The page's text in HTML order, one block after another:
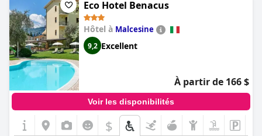
bains, des toilettes avec barre d'appui, un lavabo abaissé et des
toilettes surélevées. Un ascenseur est également disponible.
Eco Hotel Benacus
Hôtel à Malcesine
9,2 Excellent
À partir de 166 $
Voir les disponibilités
$